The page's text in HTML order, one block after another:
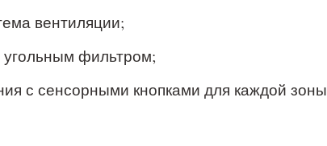
вентиляции;
угольным фильтром;
с сенсорными кнопками для каждой зоны